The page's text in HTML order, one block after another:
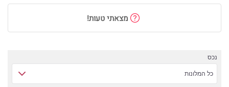
מצאתי טעות!
נכס
כל המלונות